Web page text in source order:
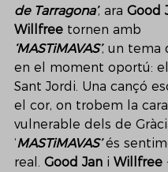
de Tarragona’, ara Good
Willfree tornen amb
‘MASTiMAVAS’, un tema
en el moment oportú:
Sant Jordi. Una cançó
el cor, on trobem la
vulnerable dels de
‘MASTiMAVAS’ és
real. Good Jan i Willfree